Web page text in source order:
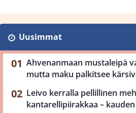
Uusimmat
Ahvenanmaan mustaleipä
mutta maku palkitsee
Leivo kerralla pellillinen
kantarellipiirakkaa –